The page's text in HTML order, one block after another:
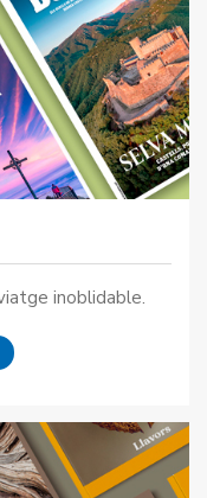
inoblidable.